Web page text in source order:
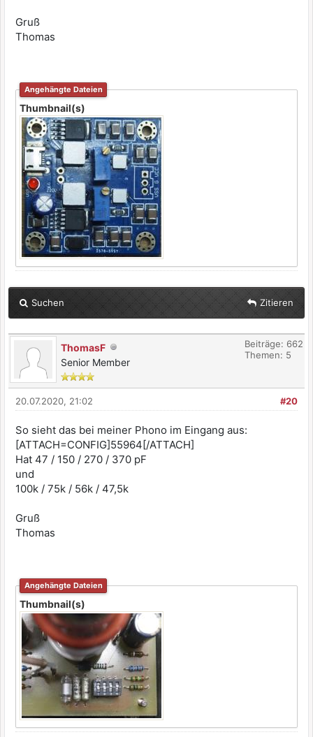
Gruß
Thomas
Angehängte Dateien
Thumbnail(s)
Suchen Zitieren
ThomasF
Senior Member
Beiträge: 662
Themen: 5
#20
20.07.2020, 21:02
So sieht das bei meiner Phono im Eingang aus:
[ATTACH=CONFIG]55964[/ATTACH]
Hat 47 / 150 / 270 / 370 pF
und
100k / 75k / 56k / 47,5k
Gruß
Thomas
Angehängte Dateien
Thumbnail(s)